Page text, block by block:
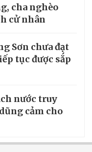
cha nghèo
cử nhân
Sơn chưa đạt
tục được sắp
nước truy
cảm cho